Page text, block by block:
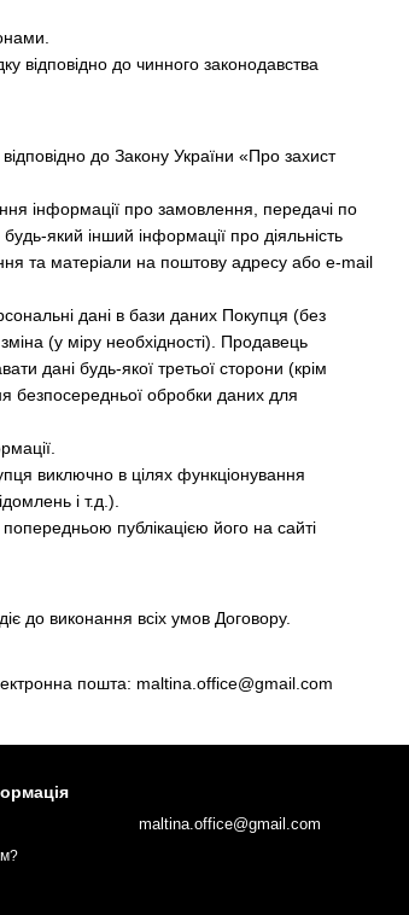
відповідно до чинного законодавства
до Закону України «Про захист
інформації про замовлення, передачі по
який інший інформації про діяльність
та матеріали на поштову адресу або e-mail
дані в бази даних Покупця (без
(у міру необхідності). Продавець
дані будь-якої третьої сторони (крім
безпосередньої обробки даних для
виключно в цілях функціонування
і т.д.).
публікацією його на сайті
до виконання всіх умов Договору.
пошта: maltina.office@gmail.com
maltina.office@gmail.com